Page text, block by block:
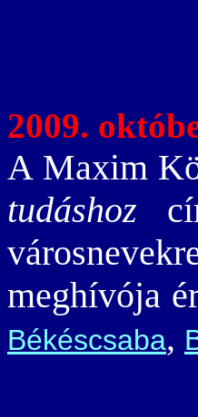
2009.
A Maxim
tudáshoz
meghívója
Békéscsaba,